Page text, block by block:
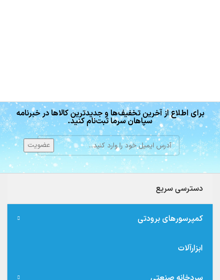
برای اطلاع از آخرین تخفیف‌ها و جدیدترین کالاها در خبرنامه
سپاهان سرما ثبت‌نام کنید.
دسترسی سریع
کمپرسورهای برودتی
ابزارآلات